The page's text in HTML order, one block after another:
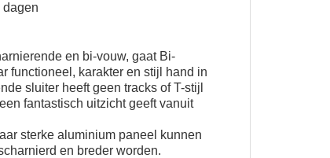
dagen
en bi-vouw, gaat Bi-
functioneel, karakter en stijl hand in
sluiter heeft geen tracks of T-stijl
fantastisch uitzicht geeft vanuit
sterke aluminium paneel kunnen
en breder worden.